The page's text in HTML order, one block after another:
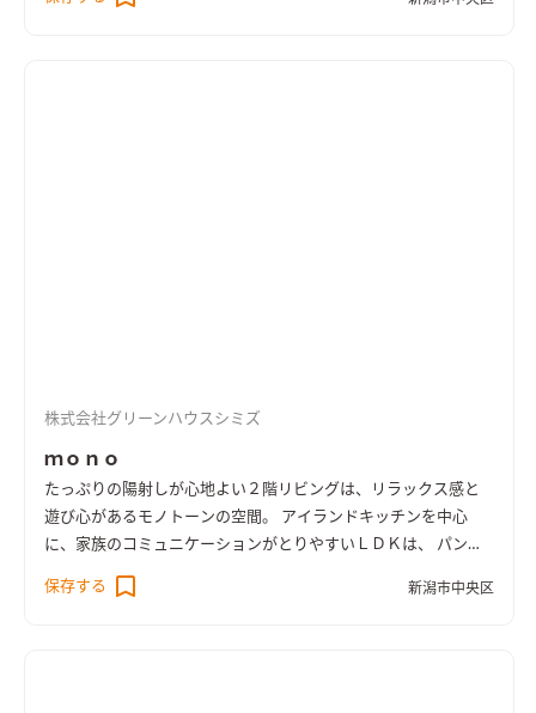
株式会社グリーンハウスシミズ
ｍｏｎｏ
たっぷりの陽射しが心地よい２階リビングは、リラックス感と
遊び心があるモノトーンの空間。 アイランドキッチンを中心
に、家族のコミュニケーションがとりやすいＬＤＫは、 パント
リー・浴室・洗面室・ランドリーへも回遊でき、スムーズな家事
動線と生活動線を実現している。
保存する 新潟市中央区